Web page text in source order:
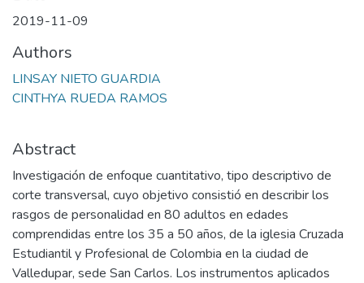
2019-11-09
Authors
LINSAY NIETO GUARDIA
CINTHYA RUEDA RAMOS
Abstract
Investigación de enfoque cuantitativo, tipo descriptivo de
corte transversal, cuyo objetivo consistió en describir los
rasgos de personalidad en 80 adultos en edades
comprendidas entre los 35 a 50 años, de la iglesia Cruzada
Estudiantil y Profesional de Colombia en la ciudad de
Valledupar, sede San Carlos. Los instrumentos aplicados